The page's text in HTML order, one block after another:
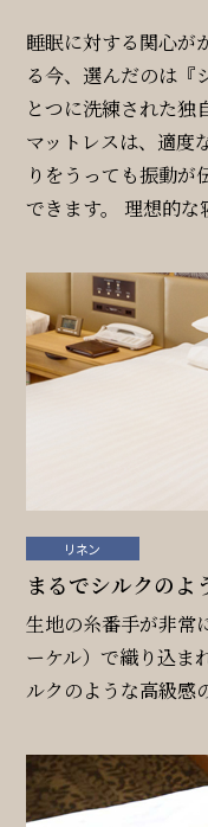
睡眠に対する関心が
る今、選んだのは『
とつに洗練された独
マットレスは、適度
りをうっても振動が
できます。 理想的な
リネン
まるでシルクのよ
生地の糸番手が非常
ーケル）で織り込ま
ルクのような高級感